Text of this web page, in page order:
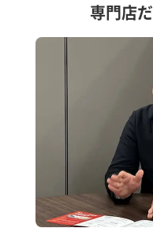
専門店